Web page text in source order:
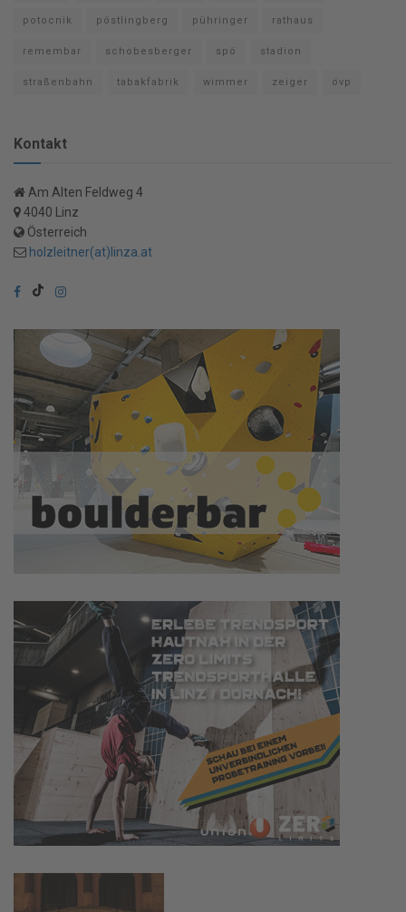
potocnik pöstlingberg pühringer rathaus
remembar schobesberger spö stadion
straßenbahn tabakfabrik wimmer zeiger övp
Kontakt
Am Alten Feldweg 4
4040 Linz
Österreich
holzleitner(at)linza.at